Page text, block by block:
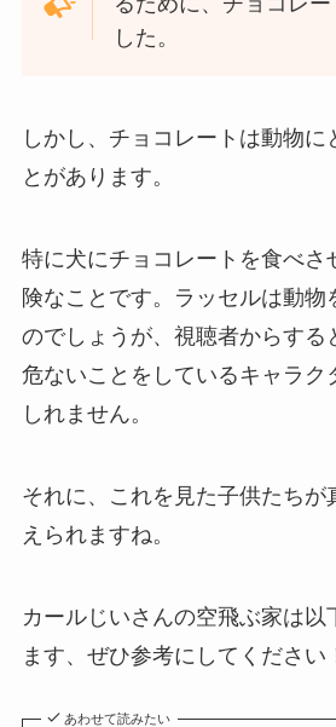
した。
しかし、チョコレートは動物に
とがあります。
特に犬にチョコレートを食べさ
険なことです。ラッセルは動物
のでしょうが、視聴者からする
危ないことをしているキャラク
しれません。
それに、これを見た子供たちが
えられますね。
カールじいさんの空飛ぶ家は以
ます、ぜひ参考にしてください
あわせて読みたい